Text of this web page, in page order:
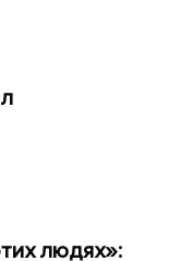
людях»: